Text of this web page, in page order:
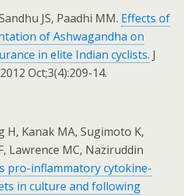
JS, Paadhi MM. Effects of
of Ashwagandha on
in elite Indian cyclists. J
Oct;3(4):209-14.
H, Kanak MA, Sugimoto K,
Lawrence MC, Naziruddin
pro-inflammatory cytokine-
in culture and following